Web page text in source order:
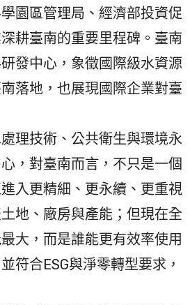
園區管理局、經濟部投資促
耕臺南的重要里程碑。臺南
發中心，象徵國際級水資源
落地，也展現國際企業對臺
理技術、公共衛生與環境永
，對臺南而言，不只是一個
入更精細、更永續、更重視
地、廠房與產能；但現在全
大，而是誰能更有效率使用
符合ESG與淨零轉型要求，